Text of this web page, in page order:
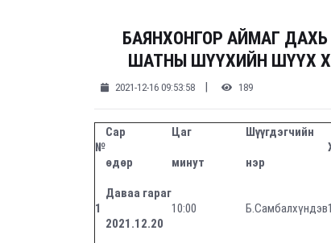
БАЯНХОНГОР АЙМАГ
ШАТНЫ ШҮҮХИЙН ШҮҮХ
2021-12-16 09:53:58 | 189
№
Сар
өдөр
Цаг
минут
Шүүгдэгчийн
нэр
1
Даваа гараг
2021.12.20
10:00 Б.Самбалхүндэв